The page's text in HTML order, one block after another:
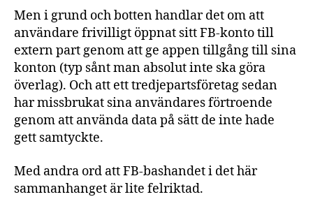
Men i grund och botten handlar det om att
användare frivilligt öppnat sitt FB-konto till
extern part genom att ge appen tillgång till sina
konton (typ sånt man absolut inte ska göra
överlag). Och att ett tredjepartsföretag sedan
har missbrukat sina användares förtroende
genom att använda data på sätt de inte hade
gett samtyckte.
Med andra ord att FB-bashandet i det här
sammanhanget är lite felriktad.